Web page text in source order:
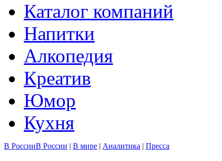
Каталог компаний
Напитки
Алкопедия
Креатив
Юмор
Кухня
В РоссииВ России | В мире | Аналитика | Пресса